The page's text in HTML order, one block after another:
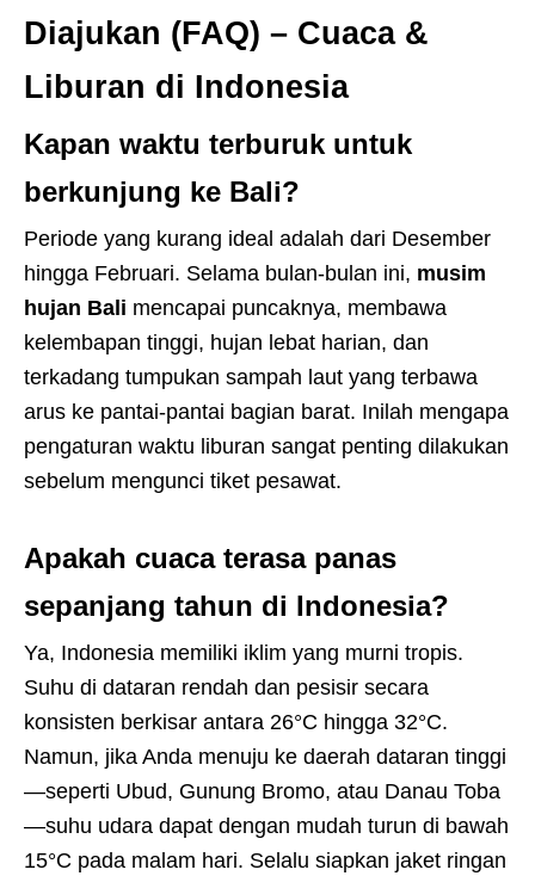
Diajukan (FAQ) – Cuaca &
Liburan di Indonesia
Kapan waktu terburuk untuk
berkunjung ke Bali?
Periode yang kurang ideal adalah dari Desember
hingga Februari. Selama bulan-bulan ini, musim
hujan Bali mencapai puncaknya, membawa
kelembapan tinggi, hujan lebat harian, dan
terkadang tumpukan sampah laut yang terbawa
arus ke pantai-pantai bagian barat. Inilah mengapa
pengaturan waktu liburan sangat penting dilakukan
sebelum mengunci tiket pesawat.
Apakah cuaca terasa panas
sepanjang tahun di Indonesia?
Ya, Indonesia memiliki iklim yang murni tropis.
Suhu di dataran rendah dan pesisir secara
konsisten berkisar antara 26°C hingga 32°C.
Namun, jika Anda menuju ke daerah dataran tinggi
—seperti Ubud, Gunung Bromo, atau Danau Toba
—suhu udara dapat dengan mudah turun di bawah
15°C pada malam hari. Selalu siapkan jaket ringan